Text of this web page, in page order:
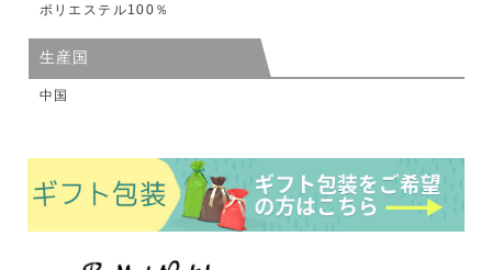
ポリエステル100％
生産国
中国